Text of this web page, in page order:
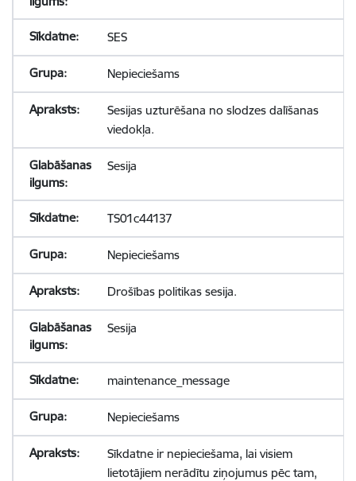
SES
Nepieciešams
Sesijas uzturēšana no slodzes dalīšanas
viedokļa.
Sesija
TS01c44137
Nepieciešams
Drošības politikas sesija.
Sesija
maintenance_message
Nepieciešams
Sīkdatne ir nepieciešama, lai visiem
lietotājiem nerādītu ziņojumus pēc tam,